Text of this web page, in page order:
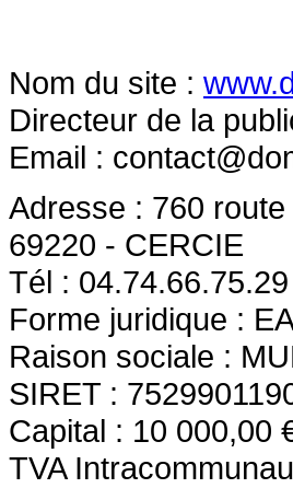
Nom du site :
Directeur de la
Email :
Adresse : 760
69220 - CERCIE
Tél : 04.74.66.75.29
Forme juridique :
Raison sociale :
SIRET :
Capital : 10 000,00
TVA